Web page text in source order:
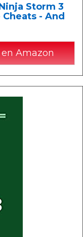
Storm 3
- And
Amazon